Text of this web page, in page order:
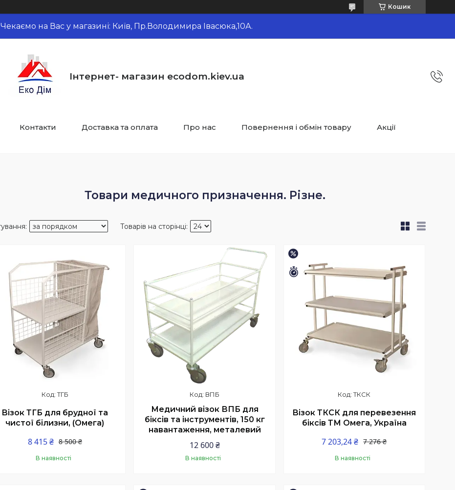
Кошик
Чекаємо на Вас у магазині: Київ, Пр.Володимира Івасюка,10А.
Інтернет- магазин ecodom.kiev.ua
Контакти Доставка та оплата Про нас Повернення і обмін товару Акції
Товари медичного призначення. Різне.
Залишилось 34 дні
ТГБ
Візок ТГБ для брудної та
чистої білизни, (Омега)
8 500 ₴
8 415 ₴
В наявності
ВПБ
Медичний візок ВПБ для
біксів та інструментів, 150 кг
навантаження, металевий
12 600 ₴
В наявності
Залишилось 34 дні
ТКСК
Візок ТКСК для перевезення
біксів ТМ Омега, Україна
7 276 ₴
7 203,24 ₴
В наявності